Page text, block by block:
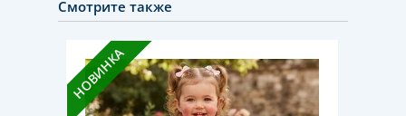
Смотрите также
НОВИНКА